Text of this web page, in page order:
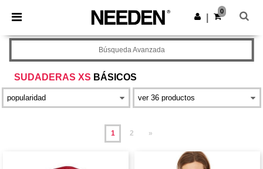
× App de Needen
¡Mejores precios en app!
Descargar app
0
SUDADERAS XS BÁSICOS
Búsqueda Avanzada
1 2 »